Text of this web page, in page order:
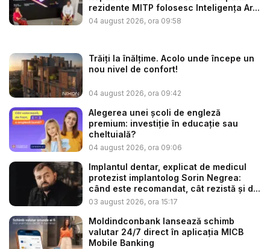
rezidente MITP folosesc Inteligența Ar...
04 august 2026, ora 09:58
Trăiți la înălțime. Acolo unde începe un
nou nivel de confort!
04 august 2026, ora 09:42
Alegerea unei școli de engleză
premium: investiție în educație sau
cheltuială?
04 august 2026, ora 09:06
Implantul dentar, explicat de medicul
protezist implantolog Sorin Negrea:
când este recomandat, cât rezistă și d...
03 august 2026, ora 15:17
Moldindconbank lansează schimb
valutar 24/7 direct în aplicația MICB
Mobile Banking